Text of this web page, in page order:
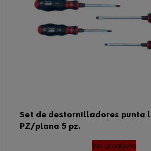
Set de destornilladores punta
PZ/plana 5 pz.
Ver producto